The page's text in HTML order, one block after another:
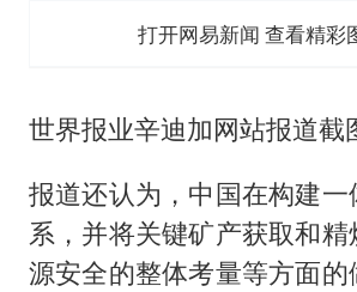
打开网易新闻 查看精彩
世界报业辛迪加网站报道截
报道还认为，中国在构建
系，并将关键矿产获取和
源安全的整体考量等方面的